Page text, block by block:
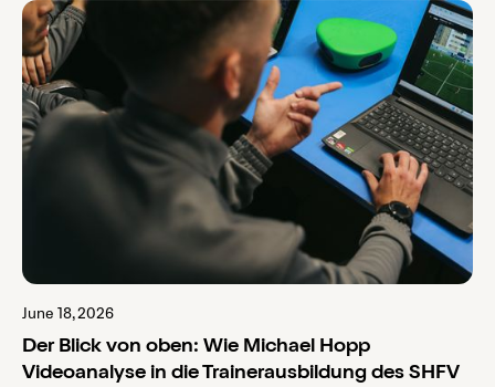
June 18, 2026
Der Blick von oben: Wie Michael Hopp
Videoanalyse in die Trainerausbildung des SHFV